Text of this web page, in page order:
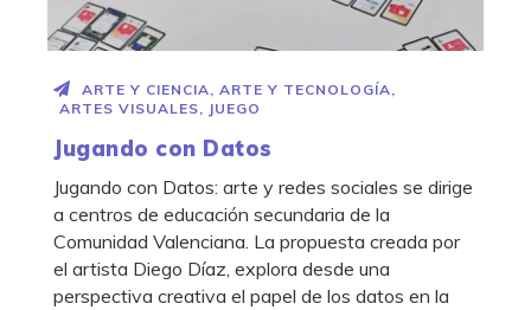
ARTE Y CIENCIA, ARTE Y TECNOLOGÍA,
ARTES VISUALES, JUEGO
Jugando con Datos
Jugando con Datos: arte y redes sociales se dirige
a centros de educación secundaria de la
Comunidad Valenciana. La propuesta creada por
el artista Diego Díaz, explora desde una
perspectiva creativa el papel de los datos en la